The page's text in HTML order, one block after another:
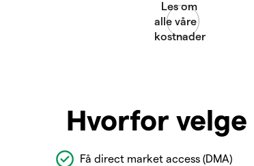
Hvorfor velge
Få direct market access (DMA)